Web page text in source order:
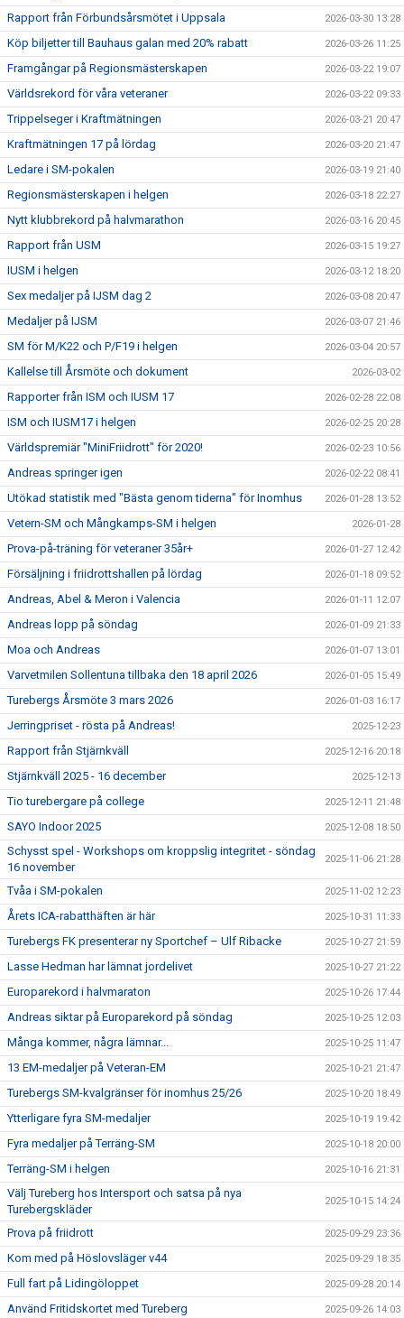
Rapport från Förbundsårsmötet i Uppsala 2026-03-30 13:28
Köp biljetter till Bauhaus galan med 20% rabatt 2026-03-26 11:25
Framgångar på Regionsmästerskapen 2026-03-22 19:07
Världsrekord för våra veteraner 2026-03-22 09:33
Trippelseger i Kraftmätningen 2026-03-21 20:47
Kraftmätningen 17 på lördag 2026-03-20 21:47
Ledare i SM-pokalen 2026-03-19 21:40
Regionsmästerskapen i helgen 2026-03-18 22:27
Nytt klubbrekord på halvmarathon 2026-03-16 20:45
Rapport från USM 2026-03-15 19:27
IUSM i helgen 2026-03-12 18:20
Sex medaljer på IJSM dag 2 2026-03-08 20:47
Medaljer på IJSM 2026-03-07 21:46
SM för M/K22 och P/F19 i helgen 2026-03-04 20:57
Kallelse till Årsmöte och dokument 2026-03-02
Rapporter från ISM och IUSM 17 2026-02-28 22:08
ISM och IUSM17 i helgen 2026-02-25 20:28
Världspremiär "MiniFriidrott" för 2020! 2026-02-23 10:56
Andreas springer igen 2026-02-22 08:41
Utökad statistik med "Bästa genom tiderna" för Inomhus 2026-01-28 13:52
Vetern-SM och Mångkamps-SM i helgen 2026-01-28
Prova-på-träning för veteraner 35år+ 2026-01-27 12:42
Försäljning i friidrottshallen på lördag 2026-01-18 09:52
Andreas, Abel & Meron i Valencia 2026-01-11 12:07
Andreas lopp på söndag 2026-01-09 21:33
Moa och Andreas 2026-01-07 13:01
Varvetmilen Sollentuna tillbaka den 18 april 2026 2026-01-05 15:49
Turebergs Årsmöte 3 mars 2026 2026-01-03 16:17
Jerringpriset - rösta på Andreas! 2025-12-23
Rapport från Stjärnkväll 2025-12-16 20:18
Stjärnkväll 2025 - 16 december 2025-12-13
Tio turebergare på college 2025-12-11 21:48
SAYO Indoor 2025 2025-12-08 18:50
Schysst spel - Workshops om kroppslig integritet - söndag
16 november
2025-11-06 21:28
Tvåa i SM-pokalen 2025-11-02 12:23
Årets ICA-rabatthäften är här 2025-10-31 11:33
Turebergs FK presenterar ny Sportchef – Ulf Ribacke 2025-10-27 21:59
Lasse Hedman har lämnat jordelivet 2025-10-27 21:22
Europarekord i halvmaraton 2025-10-26 17:44
Andreas siktar på Europarekord på söndag 2025-10-25 12:03
Många kommer, några lämnar... 2025-10-25 11:47
13 EM-medaljer på Veteran-EM 2025-10-21 21:47
Turebergs SM-kvalgränser för inomhus 25/26 2025-10-20 18:49
Ytterligare fyra SM-medaljer 2025-10-19 19:42
Fyra medaljer på Terräng-SM 2025-10-18 20:00
Terräng-SM i helgen 2025-10-16 21:31
Välj Tureberg hos Intersport och satsa på nya
Turebergskläder
2025-10-15 14:24
Prova på friidrott 2025-09-29 23:36
Kom med på Höslovsläger v44 2025-09-29 18:35
Full fart på Lidingöloppet 2025-09-28 20:14
Använd Fritidskortet med Tureberg 2025-09-26 14:03